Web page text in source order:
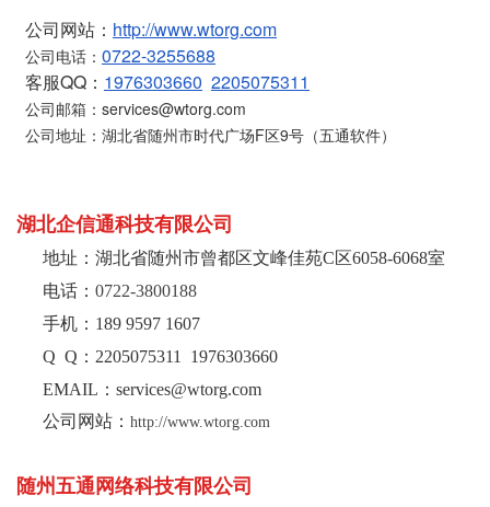
公司网站： http://www.wtorg.com
公司电话： 0722-3255688
客服QQ： 1976303660 2205075311
公司邮箱：services@wtorg.com
公司地址：湖北省随州市时代广场F区9号（五通软件）
湖北企信通科技有限公司
地址：湖北省随州市曾都区文峰佳苑C区6058-6068室
电话： 0722-3800188
手机： 189 9597 1607
Q Q： 2205075311
1976303660
EMAIL：services@wtorg.com
公司网站： http://www.wtorg.com
随州五通网络科技有限公司